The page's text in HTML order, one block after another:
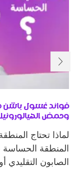
فوائد غسول باشن
وحمض
لماذا تحتاج
المنطقة الحساسة
الصابون التقليدي